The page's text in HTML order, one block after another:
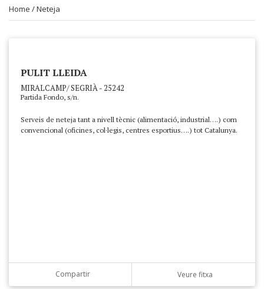
Home /Neteja
PULIT LLEIDA
MIRALCAMP/ SEGRIÀ - 25242
Partida Fondo, s/n.
Serveis de neteja tant a nivell tècnic (alimentació, industrial….) com
convencional (oficines, col·legis, centres esportius….) tot Catalunya.
Compartir Veure fitxa